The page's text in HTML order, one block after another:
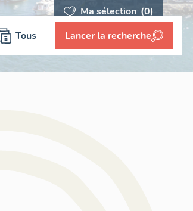
Ma sélection (0)
Tous Lancer la recherche